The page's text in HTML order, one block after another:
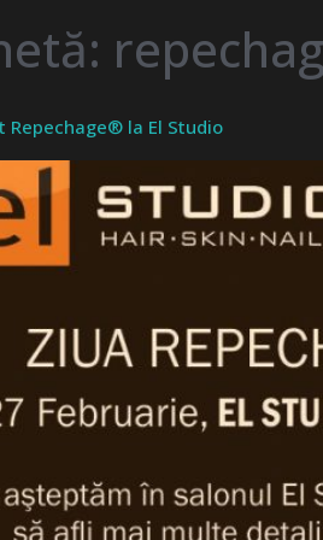
Repechage® la El Studio